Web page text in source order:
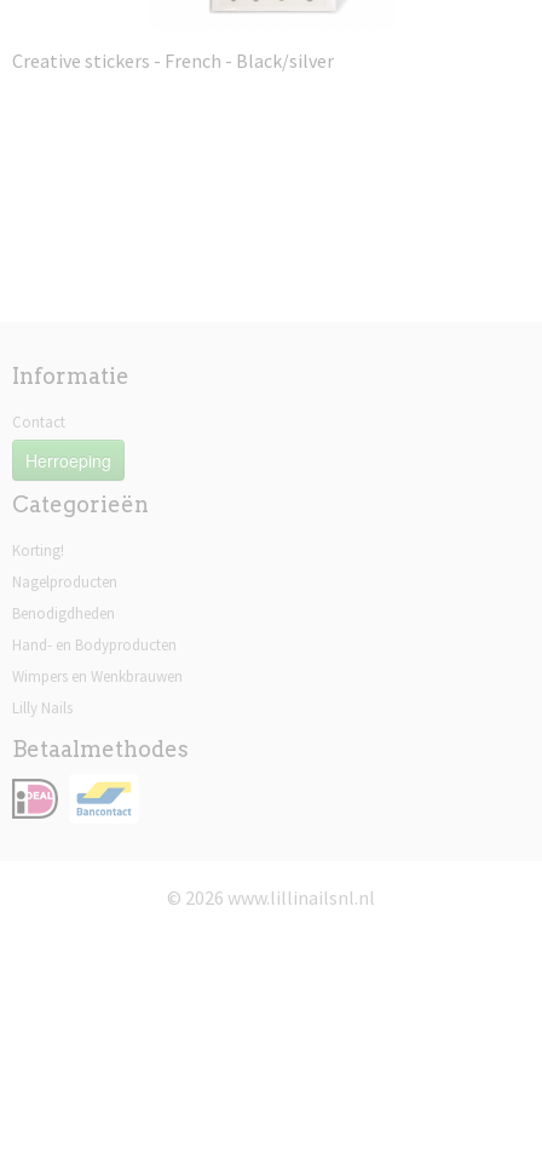
Creative stickers - French - Black/silver
Informatie
Contact
Herroeping
Categorieën
Korting!
Nagelproducten
Benodigdheden
Hand- en Bodyproducten
Wimpers en Wenkbrauwen
Lilly Nails
Betaalmethodes
© 2026 www.lillinailsnl.nl